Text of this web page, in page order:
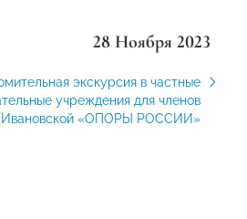
28 Ноября 2023
экскурсия в частные
учреждения для членов
Ивановской «ОПОРЫ РОССИИ»